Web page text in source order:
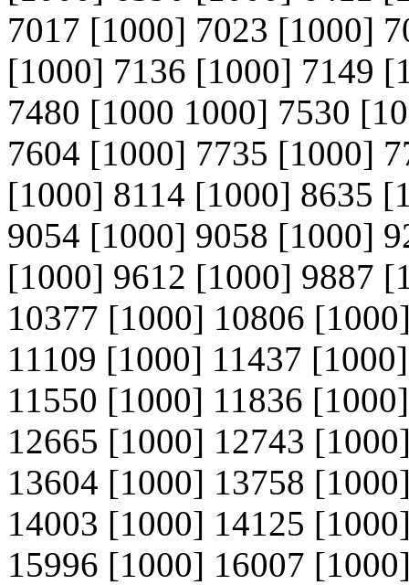
7017 [1000] 7023 [1000]
[1000] 7136 [1000] 7149
7480 [1000 1000] 7530
7604 [1000] 7735 [1000]
[1000] 8114 [1000] 8635
9054 [1000] 9058 [1000]
[1000] 9612 [1000] 9887
10377 [1000] 10806
11109 [1000] 11437
11550 [1000] 11836
12665 [1000] 12743
13604 [1000] 13758
14003 [1000] 14125
15996 [1000] 16007